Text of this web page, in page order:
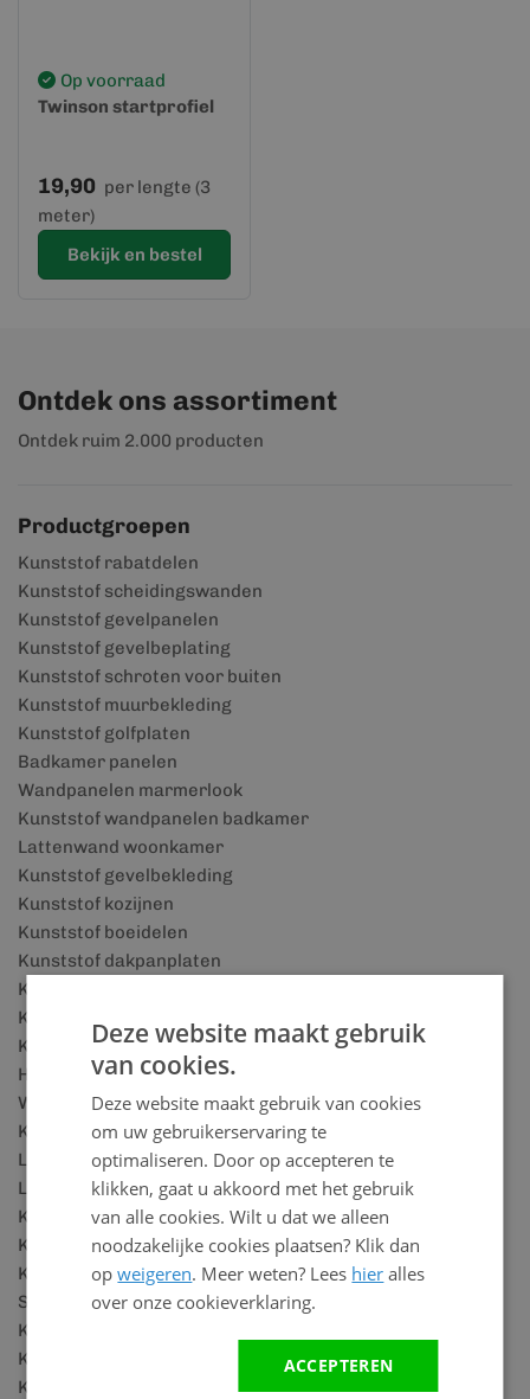
Op voorraad
Twinson startprofiel
19,90 per lengte (3
meter)
Bekijk en bestel
Ontdek ons assortiment
Ontdek ruim 2.000 producten
Productgroepen
Kunststof rabatdelen
Kunststof scheidingswanden
Kunststof gevelpanelen
Kunststof gevelbeplating
Kunststof schroten voor buiten
Kunststof muurbekleding
Kunststof golfplaten
Badkamer panelen
Wandpanelen marmerlook
Kunststof wandpanelen badkamer
Lattenwand woonkamer
Kunststof gevelbekleding
Kunststof kozijnen
Kunststof boeidelen
Kunststof dakpanplaten
Kunststof vensterbanken
Kunststof plafonds
Kunststof plafond voor badkamer
Houtlook wandpanelen
Wandbekleding badkamer
Kunststof plinten
Lattenwand accessoires
Lattenwand panelen
Keralit details
Keralit houtlook
Keralit rabatdelen
SPC vloeren
Keralit dakrandpaneel
Keralit dakkapel
Kunststof schuurtje
Deze website maakt gebruik
van cookies.
Deze website maakt gebruik van cookies
om uw gebruikerservaring te
optimaliseren. Door op accepteren te
klikken, gaat u akkoord met het gebruik
van alle cookies. Wilt u dat we alleen
noodzakelijke cookies plaatsen? Klik dan
opweigeren. Meer weten? Lees hier alles
over onze cookieverklaring.
ACCEPTEREN